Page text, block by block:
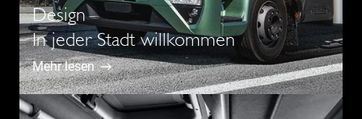
Design
In jeder Stadt willkommen
Mehr lesen